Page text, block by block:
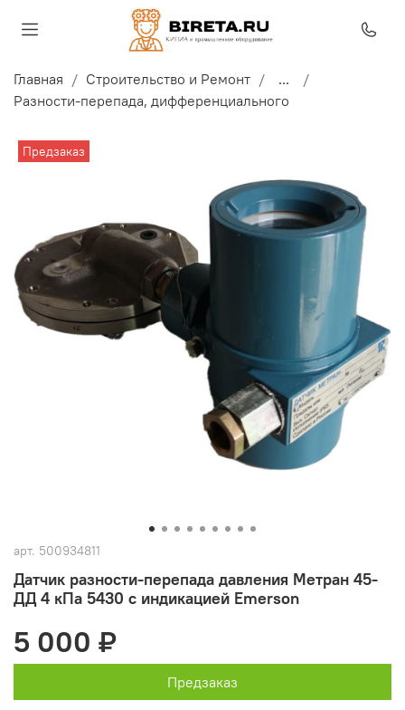
Главная Строительство и Ремонт
...
Разности-перепада, дифференциального
Предзаказ
арт. 500934811
Датчик разности-перепада давления Метран 45-
ДД 4 кПа 5430 с индикацией Emerson
5 000 ₽
Предзаказ